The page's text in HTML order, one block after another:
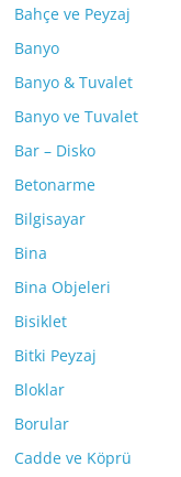
Bahçe ve Peyzaj
Banyo
Banyo & Tuvalet
Banyo ve Tuvalet
Bar – Disko
Betonarme
Bilgisayar
Bina
Bina Objeleri
Bisiklet
Bitki Peyzaj
Bloklar
Borular
Cadde ve Köprü